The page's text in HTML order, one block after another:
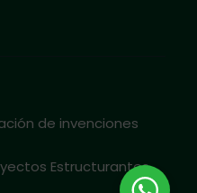
de invenciones
Estructurantes